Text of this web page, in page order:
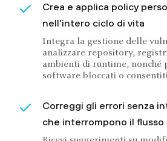
Crea e applica policy
nell'intero ciclo di vita
Integra la gestione delle
analizzare repository,
ambienti di runtime, nonché
software bloccati o
Correggi gli errori senza
che interrompono il flusso